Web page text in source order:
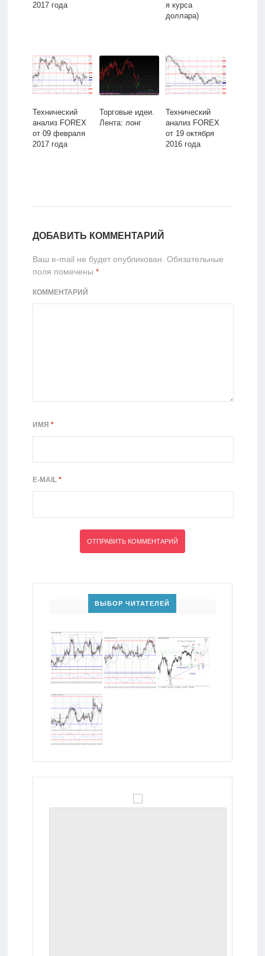
2017 года
я курса
доллара)
Технический
анализ FOREX
от 09 февраля
2017 года
Торговые идеи.
Лента: лонг
Технический
анализ FOREX
от 19 октября
2016 года
ДОБАВИТЬ КОММЕНТАРИЙ
Ваш e-mail не будет опубликован. Обязательные
поля помечены *
КОММЕНТАРИЙ
ИМЯ *
E-MAIL *
ВЫБОР ЧИТАТЕЛЕЙ